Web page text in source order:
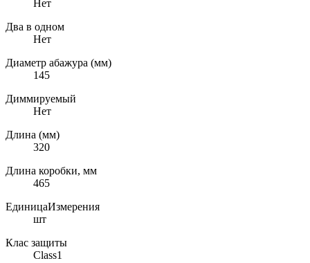
Нет
Два в одном
Нет
Диаметр абажура (мм)
145
Диммируемый
Нет
Длина (мм)
320
Длина коробки, мм
465
ЕдиницаИзмерения
шт
Клас защиты
Class1